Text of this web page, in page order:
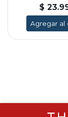
$
Agregar al